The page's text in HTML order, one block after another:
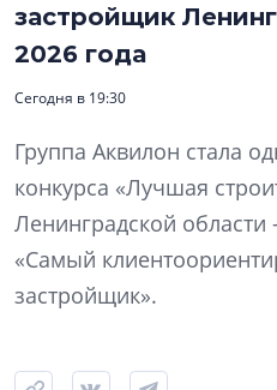
застройщик
2026 года
Сегодня в 19:30
Группа Аквилон стала
конкурса «Лучшая
Ленинградской
«Самый
застройщик».